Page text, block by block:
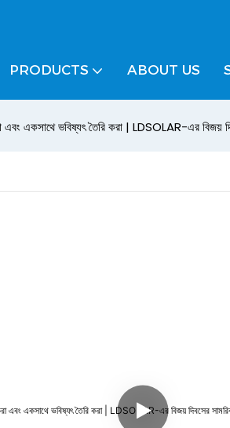
PRODUCTS ABOUT US
এবং একসাথে ভবিষ্যৎ তৈরি করা | LDSOLAR-এর বিজয়